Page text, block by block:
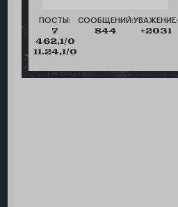
ПОСТЫ:
7
462,1/0
11.24,1/0
СООБЩЕНИЙ:
844
УВАЖЕНИЕ:
+2031